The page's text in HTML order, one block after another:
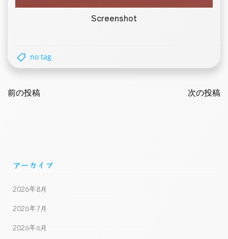
Screenshot
no tag
navigation
前の投稿 次の投稿
アーカイブ
2026年8月
2026年7月
2026年6月